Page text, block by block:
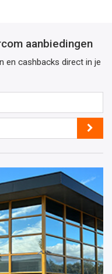
aanbiedingen
en cashbacks direct in je